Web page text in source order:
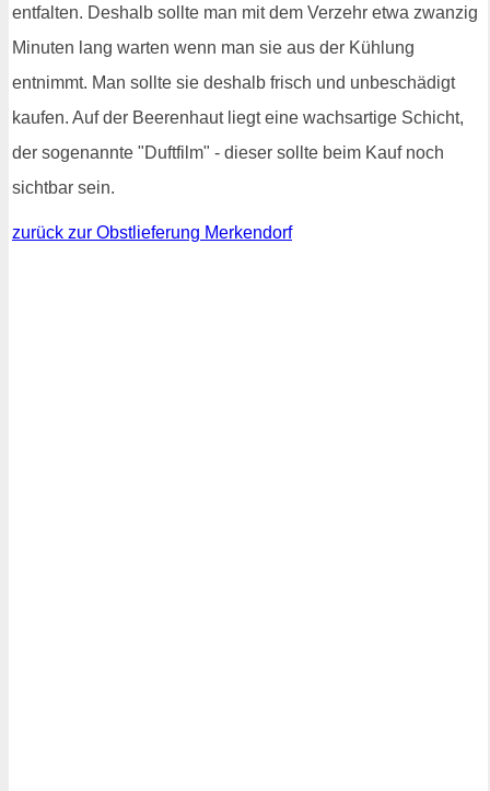
entfalten. Deshalb sollte man mit dem Verzehr etwa zwanzig
Minuten lang warten wenn man sie aus der Kühlung
entnimmt. Man sollte sie deshalb frisch und unbeschädigt
kaufen. Auf der Beerenhaut liegt eine wachsartige Schicht,
der sogenannte "Duftfilm" - dieser sollte beim Kauf noch
sichtbar sein.
zurück zur Obstlieferung Merkendorf